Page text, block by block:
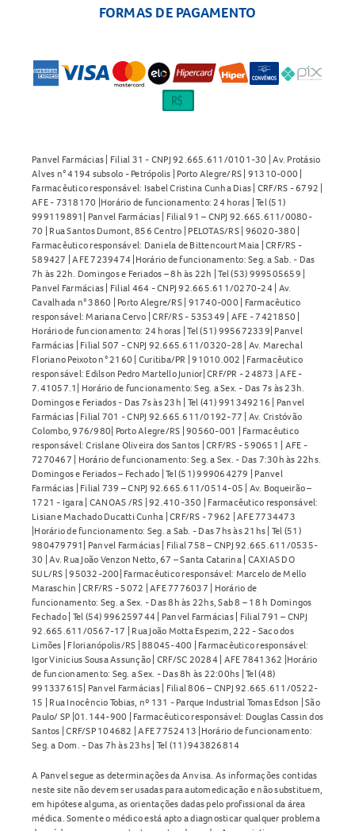
FORMAS DE PAGAMENTO
Panvel Farmácias | Filial 31 - CNPJ 92.665.611/0101-30 | Av. Protásio
Alves n° 4194 subsolo - Petrópolis | Porto Alegre/RS | 91310-000 |
Farmacêutico responsável: Isabel Cristina Cunha Dias | CRF/RS - 6792 |
AFE - 7318170 |Horário de funcionamento: 24 horas | Tel (51)
999119891| Panvel Farmácias | Filial 91 – CNPJ 92.665.611/0080-
70 | Rua Santos Dumont, 856 Centro | PELOTAS/RS | 96020-380 |
Farmacêutico responsável: Daniela de Bittencourt Maia | CRF/RS -
589427 | AFE 7239474 |Horário de funcionamento: Seg. a Sab. - Das
7h às 22h. Domingos e Feriados – 8h às 22h | Tel (53) 999505659 |
Panvel Farmácias | Filial 464 - CNPJ 92.665.611/0270-24 | Av.
Cavalhada n° 3860 | Porto Alegre/RS | 91740-000 | Farmacêutico
responsável: Mariana Cervo | CRF/RS - 535349 | AFE - 7421850 |
Horário de funcionamento: 24 horas | Tel (51) 995672339| Panvel
Farmácias | Filial 507 - CNPJ 92.665.611/0320-28 | Av. Marechal
Floriano Peixoto n° 2160 | Curitiba/PR | 91010.002 | Farmacêutico
responsável: Edilson Pedro Martello Junior| CRF/PR - 24873 | AFE -
7.41057.1| Horário de funcionamento: Seg. a Sex. - Das 7s às 23h.
Domingos e Feriados - Das 7s às 23h | Tel (41) 991349216 | Panvel
Farmácias | Filial 701 - CNPJ 92.665.611/0192-77 | Av. Cristóvão
Colombo, 976/980| Porto Alegre/RS | 90560-001 | Farmacêutico
responsável: Crislane Oliveira dos Santos | CRF/RS - 590651 | AFE -
7270467 | Horário de funcionamento: Seg. a Sex. - Das 7:30h às 22hs.
Domingos e Feriados – Fechado | Tel (51) 999064279 | Panvel
Farmácias | Filial 739 – CNPJ 92.665.611/0514-05 | Av. Boqueirão –
1721 - Igara | CANOAS /RS | 92.410-350 | Farmacêutico responsável:
Lisiane Machado Ducatti Cunha | CRF/RS - 7962 | AFE 7734473
|Horário de funcionamento: Seg. a Sab. - Das 7hs às 21hs | Tel (51)
980479791| Panvel Farmácias | Filial 758 – CNPJ 92.665.611/0535-
30 | Av. Rua João Venzon Netto, 67 – Santa Catarina | CAXIAS DO
SUL/RS | 95032-200| Farmacêutico responsável: Marcelo de Mello
Maraschin | CRF/RS - 5072 | AFE 7776037 | Horário de
funcionamento: Seg. a Sex. - Das 8h às 22hs, Sab 8 – 18 h Domingos
Fechado | Tel (54) 996259744 | Panvel Farmácias | Filial 791 – CNPJ
92.665.611/0567-17 | Rua João Motta Espezim, 222 - Saco dos
Limões | Florianópolis/RS | 88045-400 | Farmacêutico responsável:
Igor Vinicius Sousa Assunção | CRF/SC 20284 | AFE 7841362 |Horário
de funcionamento: Seg. a Sex. - Das 8h às 22:00hs | Tel (48)
991337615| Panvel Farmácias | Filial 806 – CNPJ 92.665.611/0522-
15 | Rua Inocêncio Tobias, nº 131 - Parque Industrial Tomas Edson | São
Paulo/ SP |01.144-900 | Farmacêutico responsável: Douglas Cassin dos
Santos | CRF/SP 104682 | AFE 7752413 |Horário de funcionamento:
Seg. a Dom. - Das 7h às 23hs | Tel (11) 943826814
A Panvel segue as determinações da Anvisa. As informações contidas
neste site não devem ser usadas para automedicação e não substituem,
em hipótese alguma, as orientações dadas pelo profissional da área
médica. Somente o médico está apto a diagnosticar qualquer problema